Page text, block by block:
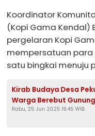
Koordinator
(Kopi Gama Kendal)
pergelaran Kopi
mempersatuan
satu bingkai menuju
Kirab Budaya Desa
Warga Berebut
Keberkahan
Rabu, 25 Jun 2025 19:45 WIB